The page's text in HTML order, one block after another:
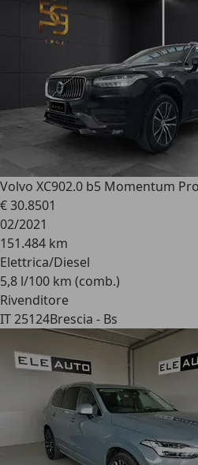
Volvo XC902.0 b5 Momentum
€ 30.8501
02/2021
151.484 km
Elettrica/Diesel
5,8 l/100 km (comb.)
Rivenditore
IT 25124Brescia - Bs